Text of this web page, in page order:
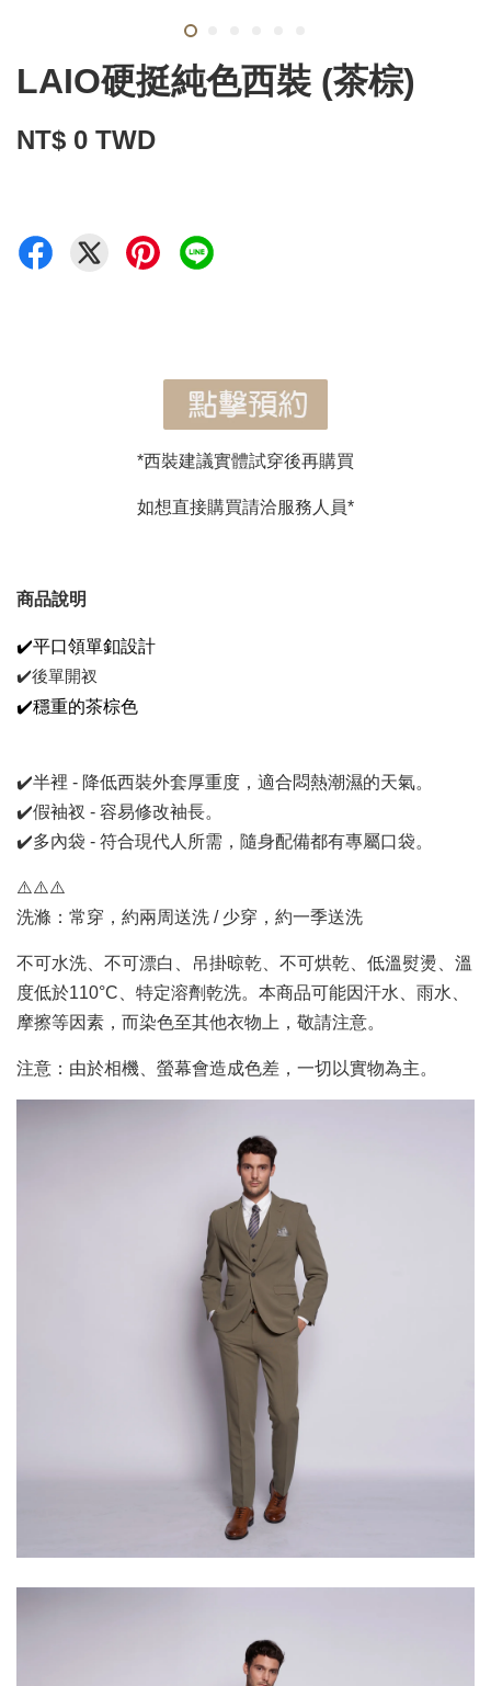
LAIO硬挺純色西裝 (茶棕)
NT$ 0 TWD
*西裝建議實體試穿後再購買
如想直接購買請洽服務人員*
商品說明
✔️平口領單釦設計
✔️後單開衩
✔️穩重的茶棕色
✔️半裡 - 降低西裝外套厚重度，適合悶熱潮濕的天氣。
✔️假袖衩 - 容易修改袖長。
✔️多內袋 - 符合現代人所需，隨身配備都有專屬口袋。
⚠️⚠️⚠️
洗滌：常穿，約兩周送洗 / 少穿，約一季送洗
不可水洗、不可漂白、吊掛晾乾、不可烘乾、低溫熨燙、溫
度低於110°C、特定溶劑乾洗。本商品可能因汗水、雨水、
摩擦等因素，而染色至其他衣物上，敬請注意。
注意：由於相機、螢幕會造成色差，一切以實物為主。